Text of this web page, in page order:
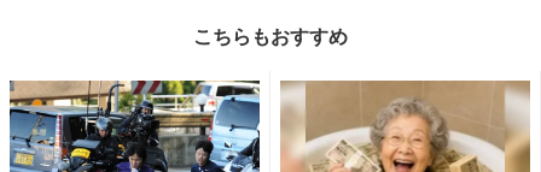
こちらもおすすめ